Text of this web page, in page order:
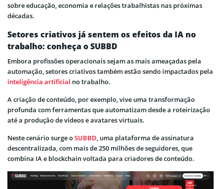
sobre educação, economia e relações trabalhistas nas próximas
décadas.
Setores criativos já sentem os efeitos da IA no
trabalho: conheça o SUBBD
Embora profissões operacionais sejam as mais ameaçadas pela
automação, setores criativos também estão sendo impactados pela
inteligência artificial no trabalho.
A criação de conteúdo, por exemplo, vive uma transformação
profunda com ferramentas que automatizam desde a roteirização
até a produção de vídeos e avatares virtuais.
Neste cenário surge oSUBBD, uma plataforma de assinatura
descentralizada, com mais de 250 milhões de seguidores, que
combina IA e blockchain voltada para criadores de conteúdo.